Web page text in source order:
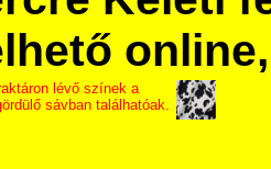
lévő színek a
sávban találhatóak.